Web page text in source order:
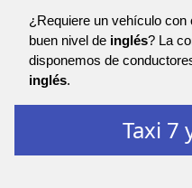
¿Requiere un vehículo
buen nivel de inglés? La
disponemos de
inglés.
Taxi 7